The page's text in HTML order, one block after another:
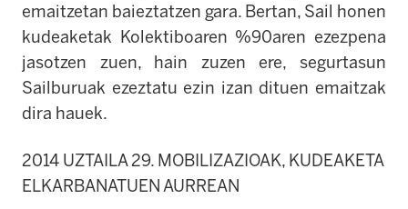
emaitzetan baieztatzen gara. Bertan, Sail honen
kudeaketak Kolektiboaren %90aren ezezpena
jasotzen zuen, hain zuzen ere, segurtasun
Sailburuak ezeztatu ezin izan dituen emaitzak
dira hauek.
2014 UZTAILA 29. MOBILIZAZIOAK, KUDEAKETA
ELKARBANATUEN AURREAN